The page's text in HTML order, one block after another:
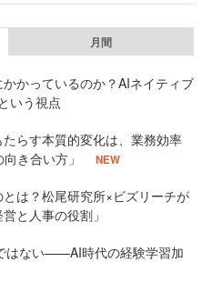
月間
かっているのか？AIネイティブ
いう視点
らす本質的変化は、業務効率
き合い方」
NEW
は？松尾研究所×ビズリーチが
と人事の役割」
はない——AI時代の経験学習加